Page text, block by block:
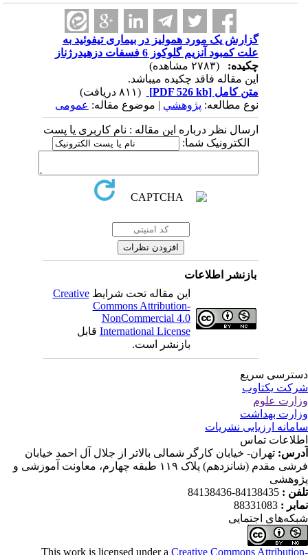
گزارش یک مورد همولیز در بیماری تیفوئید به
علت کمبود آنزیم گلوکوز 6 فسفات دزهیدرژناز
چکیده:
این مقاله فاقد چکیده می​باشد.
متن کامل[PDF 526 kb]
نوع مطالعه:پژوهشي| موضوع مقاله:عمومى
ارسال نظر درباره این مقاله : نام کاربری یا پست
الکترونیک شما:
بازنشر اطلاعات
این مقاله تحت شرایطCreative
Commons Attribution-
NonCommercial 4.0
International Licenseقابل
بازنشر است.
سریع
یکتاوب
علوم
بهداشت
ارزیابی نشریات
تماس
تهران- خیابان کارگر شمالی بالاتر از جلال آل احمد خیابان
فرشی مقدم (شانزدهم) پلاک ۱۱۹ طبقه چهارم، معاونت آموزشی و
:
84138435-84138436
:
88331083
اجتمایی
This work is licensed under aCreative Commons